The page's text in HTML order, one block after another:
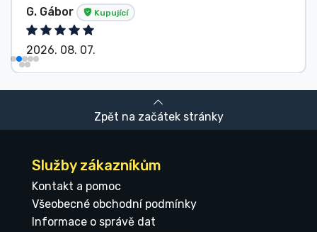
G. Gábor Kupující
2026. 08. 07.
Zpět na začátek stránky
Služby zákazníkům
Kontakt a pomoc
Všeobecné obchodní podmínky
Informace o správě dat